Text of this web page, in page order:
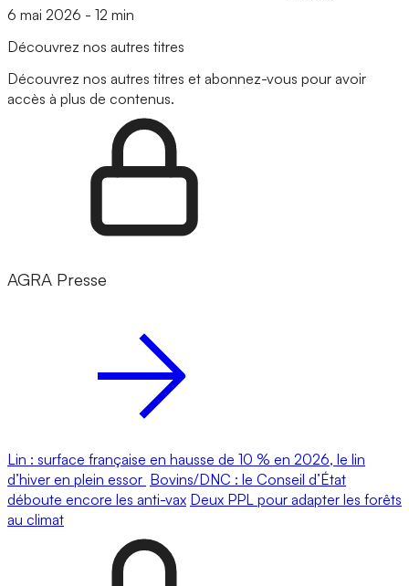
6 mai 2026 - 12 min
Découvrez nos autres titres
Découvrez nos autres titres et abonnez-vous pour avoir
accès à plus de contenus.
AGRA Presse
Lin : surface française en hausse de 10 % en 2026, le lin
d’hiver en plein essor Bovins/DNC : le Conseil d’État
déboute encore les anti-vax Deux PPL pour adapter les forêts
au climat